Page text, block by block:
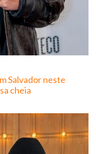
Salvador neste
cheia